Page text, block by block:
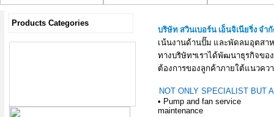
Products Categories
บริษัท สวินเบอร์น เอ็นจิเนียริ่ง จำ
เน้นงานด้านปั๊ม และพัดลมอุตสา
ทางบริษัทฯเราได้พัฒนาธุรกิจขอ
ต้องการของลูกค้าภายใต้แนวคว
NOT ONLY SPECIALIST BUT
• Pump and fan service
maintenance